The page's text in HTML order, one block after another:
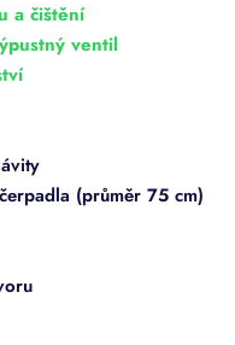
a čištění
ventil
(průměr 75 cm)